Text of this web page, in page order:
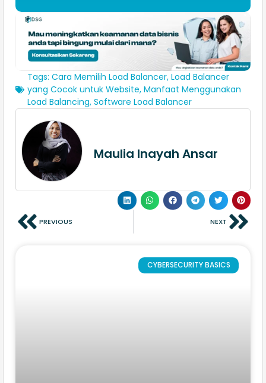
Tags: Cara Memilih Load Balancer, Load Balancer
yang Cocok untuk Website, Manfaat Menggunakan
Load Balancing, Software Load Balancer
Maulia Inayah Ansar
PREVIOUS NEXT
CYBERSECURITY BASICS